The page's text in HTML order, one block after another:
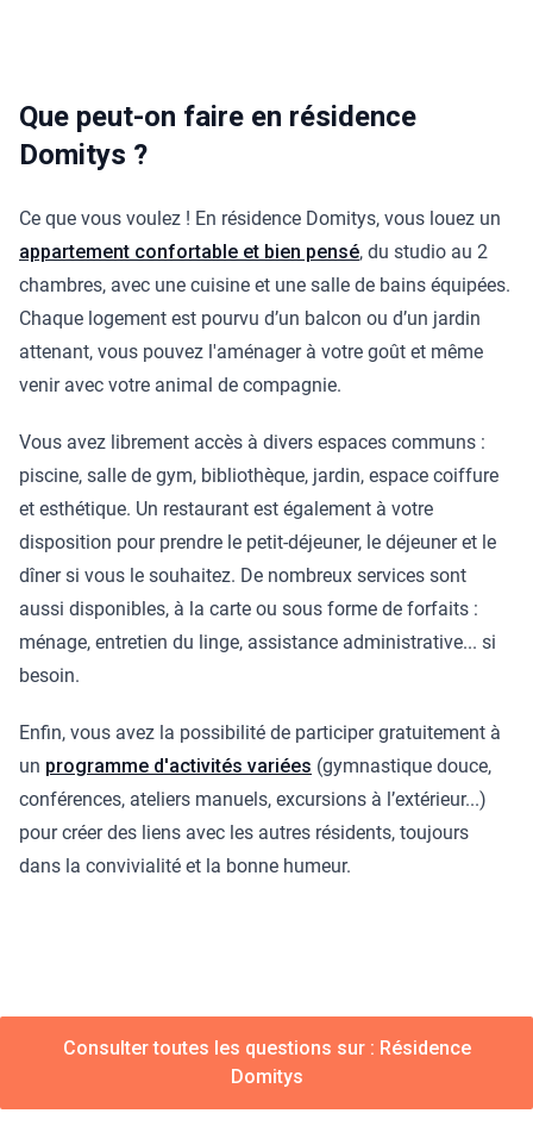
Que peut-on faire en résidence
Domitys ?
Ce que vous voulez ! En résidence Domitys, vous louez un
appartement confortable et bien pensé, du studio au 2
chambres, avec une cuisine et une salle de bains équipées.
Chaque logement est pourvu d’un balcon ou d’un jardin
attenant, vous pouvez l'aménager à votre goût et même
venir avec votre animal de compagnie.
Vous avez librement accès à divers espaces communs :
piscine, salle de gym, bibliothèque, jardin, espace coiffure
et esthétique. Un restaurant est également à votre
disposition pour prendre le petit-déjeuner, le déjeuner et le
dîner si vous le souhaitez. De nombreux services sont
aussi disponibles, à la carte ou sous forme de forfaits :
ménage, entretien du linge, assistance administrative... si
besoin.
Enfin, vous avez la possibilité de participer gratuitement à
un programme d'activités variées (gymnastique douce,
conférences, ateliers manuels, excursions à l’extérieur...)
pour créer des liens avec les autres résidents, toujours
dans la convivialité et la bonne humeur.
Consulter toutes les questions sur : Résidence
Domitys